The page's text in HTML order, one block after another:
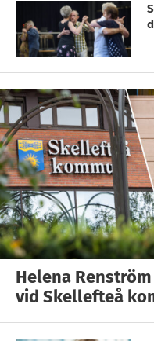
Helena
vid Skellefteå